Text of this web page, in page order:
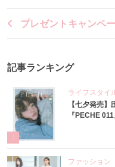
プレゼントキャンペ
記事ランキング
ライフスタイ
【七夕発売
『PECHE
ファッション